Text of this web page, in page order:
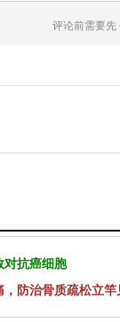
评论前需要先
对抗癌细胞
防治骨质疏松立竿